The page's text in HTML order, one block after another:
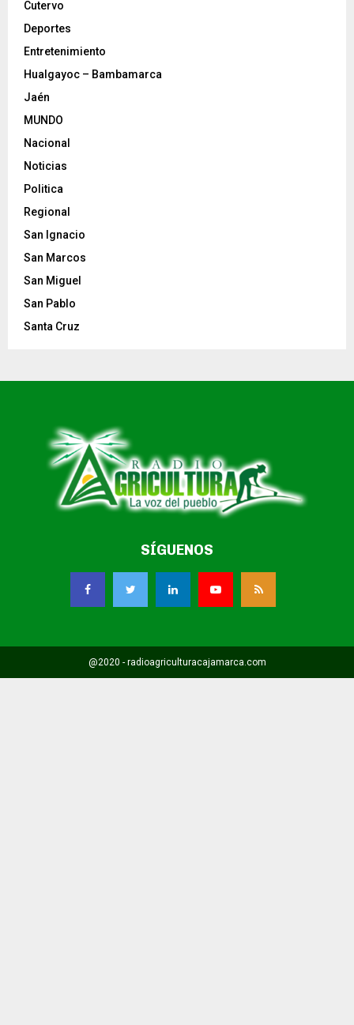
Cutervo
Deportes
Entretenimiento
Hualgayoc – Bambamarca
Jaén
MUNDO
Nacional
Noticias
Politica
Regional
San Ignacio
San Marcos
San Miguel
San Pablo
Santa Cruz
SÍGUENOS
@2020 - radioagriculturacajamarca.com